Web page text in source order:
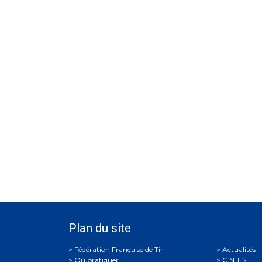
Plan du site
Où pratiquer
Actualités
C.N.T.S.